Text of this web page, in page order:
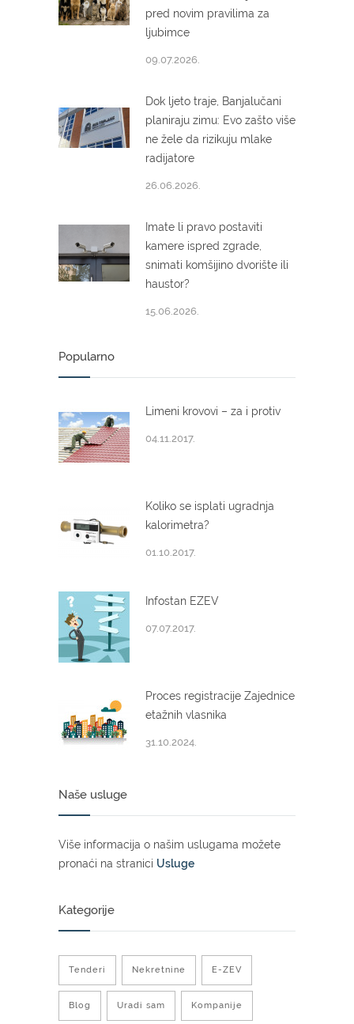
pred novim pravilima za
ljubimce
09.07.2026.
Dok ljeto traje, Banjalučani
planiraju zimu: Evo zašto više
ne žele da rizikuju mlake
radijatore
26.06.2026.
Imate li pravo postaviti
kamere ispred zgrade,
snimati komšijino dvorište ili
haustor?
15.06.2026.
Popularno
Limeni krovovi – za i protiv
04.11.2017.
Koliko se isplati ugradnja
kalorimetra?
01.10.2017.
Infostan EZEV
07.07.2017.
Proces registracije Zajednice
etažnih vlasnika
31.10.2024.
Naše usluge
Više informacija o našim uslugama možete
pronaći na stranici Usluge
Kategorije
Tenderi Nekretnine E-ZEV
Blog Uradi sam Kompanije